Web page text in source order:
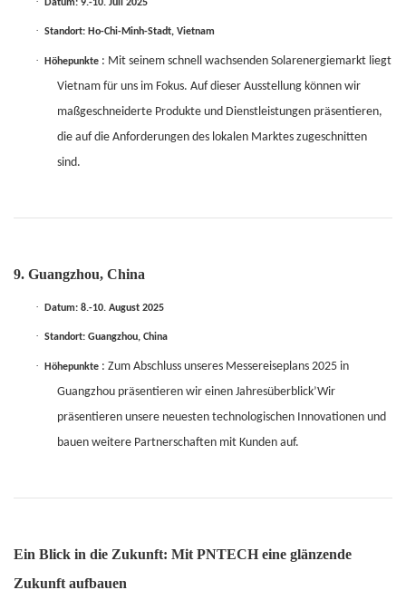
Datum: 9.-10. Juli 2025
· Standort: Ho-Chi-Minh-Stadt, Vietnam
· Höhepunkte : Mit seinem schnell wachsenden Solarenergiemarkt liegt
Vietnam für uns im Fokus. Auf dieser Ausstellung können wir
maßgeschneiderte Produkte und Dienstleistungen präsentieren,
die auf die Anforderungen des lokalen Marktes zugeschnitten
sind.
9. Guangzhou, China
· Datum: 8.-10. August 2025
· Standort: Guangzhou, China
· Höhepunkte : Zum Abschluss unseres Messereiseplans 2025 in
Guangzhou präsentieren wir einen Jahresüberblick’Wir
präsentieren unsere neuesten technologischen Innovationen und
bauen weitere Partnerschaften mit Kunden auf.
Ein Blick in die Zukunft: Mit PNTECH eine glänzende
Zukunft aufbauen